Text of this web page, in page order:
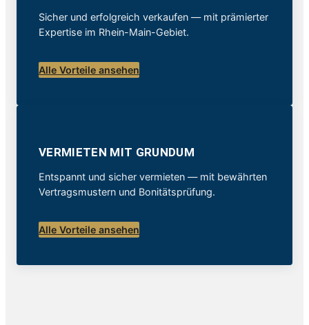
Sicher und erfolgreich verkaufen — mit prämierter
Expertise im Rhein-Main-Gebiet.
Alle Vorteile ansehen
VERMIETEN MIT GRUNDUM
Entspannt und sicher vermieten — mit bewährten
Vertragsmustern und Bonitätsprüfung.
Alle Vorteile ansehen